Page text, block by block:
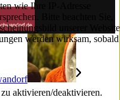
wie Ihre IP-Adresse
Bitte beachten Sie,
unserer Website
werden wirksam, sobald
aktivieren/deaktivieren.